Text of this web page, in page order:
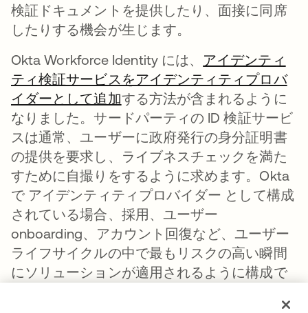
検証ドキュメントを提供したり、面接に同席
したりする機会が生じます。
Okta Workforce Identity には、 アイデンティ
ティ検証サービスをアイデンティティプロバ
イダーとして追加する方法が含まれるように
なりました。サードパーティの ID 検証サービ
スは通常、ユーザーに政府発行の身分証明書
の提供を要求し、ライブネスチェックを満た
すために自撮りをするように求めます。Okta
で アイデンティティプロバイダー として構成
されている場合、採用、ユーザー
onboarding、アカウント回復など、ユーザー
ライフサイクルの中で最もリスクの高い瞬間
にソリューションが適用されるように構成で